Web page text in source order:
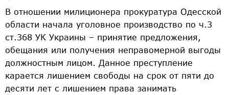
В отношении милиционера прокуратура Одесской
области начала уголовное производство по ч.3
ст.368 УК Украины – принятие предложения,
обещания или получения неправомерной выгоды
должностным лицом. Данное преступление
карается лишением свободы на срок от пяти до
десяти лет с лишением права занимать